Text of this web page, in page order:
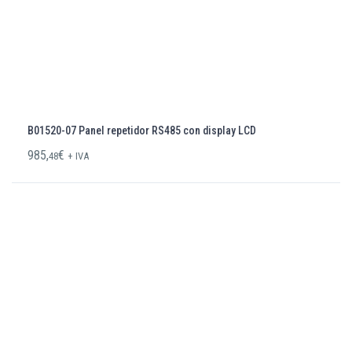
B01520-07 Panel repetidor RS485 con display LCD
985,48€ + IVA